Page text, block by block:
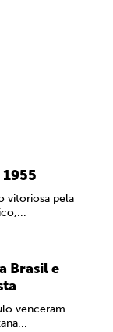
1955
vitoriosa pela
Brasil e
venceram